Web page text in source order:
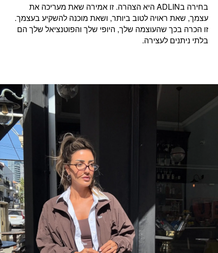
בחירה בADLIN היא הצהרה. זו
אמירה שאת מעריכה את
עצמך, שאת ראויה לטוב ביותר, ושאת מוכנה להשקיע בעצמך.
זו הכרה בכך שהעוצמה שלך, היופי שלך והפוטנציאל שלך הם
בלתי ניתנים לעצירה.